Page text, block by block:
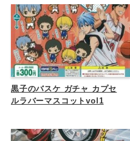
黒子のバスケ ガチャ カプセ
ルラバーマスコットvol1